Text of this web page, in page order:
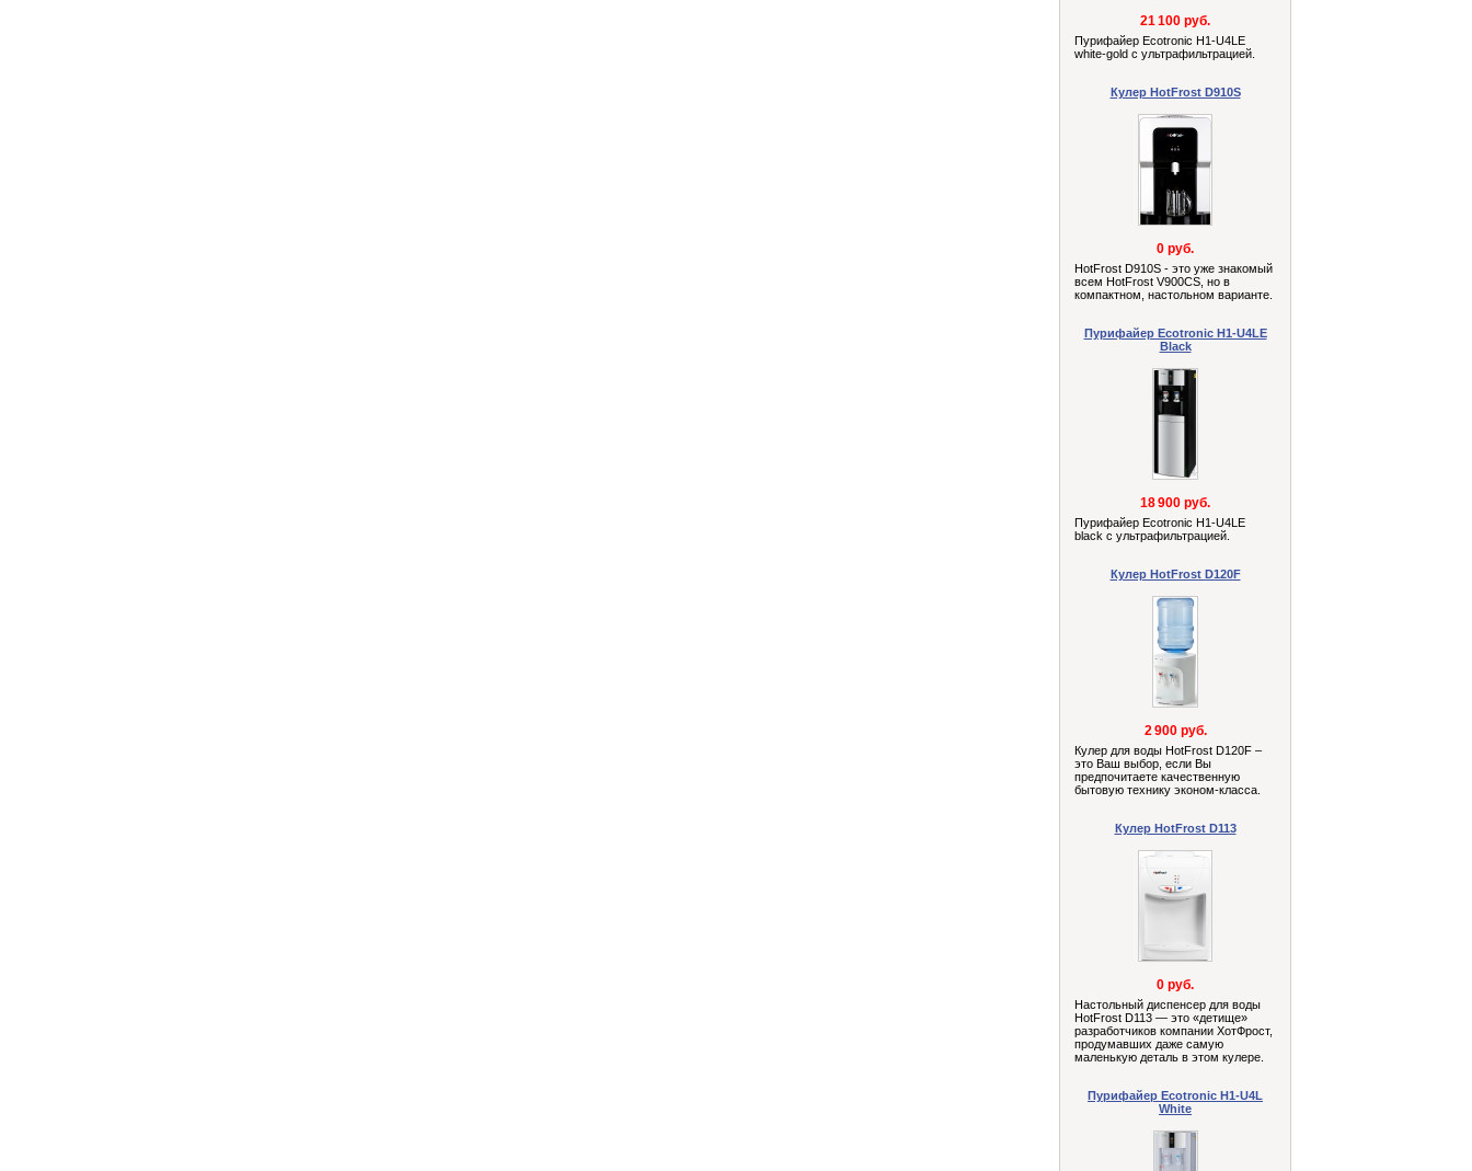
21 100 руб.
Пурифайер Ecotronic H1-U4LE
white-gold с ультрафильтрацией.
Кулер HotFrost D910S
0 руб.
HotFrost D910S - это уже знакомый
всем HotFrost V900СS, но в
компактном, настольном варианте.
Пурифайер Ecotronic H1-U4LE
Black
18 900 руб.
Пурифайер Ecotronic H1-U4LE
black с ультрафильтрацией.
Кулер HotFrost D120F
2 900 руб.
Кулер для воды HotFrost D120F –
это Ваш выбор, если Вы
предпочитаете качественную
бытовую технику эконом-класса.
Кулер HotFrost D113
0 руб.
Настольный диспенсер для воды
HotFrost D113 — это «детище»
разработчиков компании ХотФрост,
продумавших даже самую
маленькую деталь в этом кулере.
Пурифайер Ecotronic H1-U4L
White